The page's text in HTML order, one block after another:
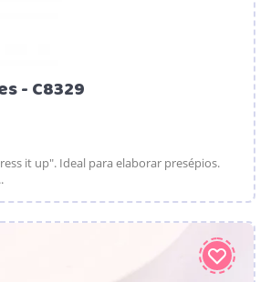
- C8329
it up". Ideal para elaborar presépios.